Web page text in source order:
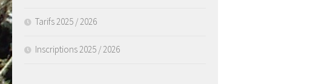
Tarifs 2025 / 2026
Inscriptions 2025 / 2026